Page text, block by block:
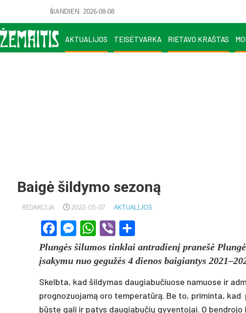
ŠIANDIEN: 2026-08-08
AKTUALIJOS TEISĖTVARKA RIETAVO KRAŠTAS
Baigė šildymo sezoną
REDAKCIJA 2022-05-07 AKTUALIJOS
Facebook
Messenger
WhatsApp
Viber
Plungės ši­lu­mos tink­lai ant­ra­dienį pra­nešė
įsa­ky­mu nuo ge­gužės 4 die­nos bai­gian­tys
Skel­bta, kad šil­dy­mas dau­gia­bu­čiuo­se na­muo­se ir
pro­gno­zuo­jamą oro tem­pe­ratūrą. Be to, pri­minta,
būste ga­li ir pa­tys dau­gia­bu­čių gy­ven­to­jai. O